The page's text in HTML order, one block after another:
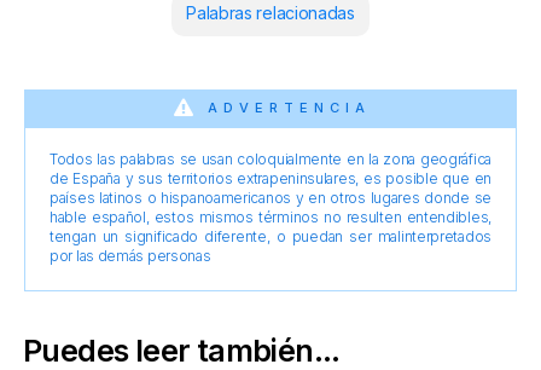
Palabras relacionadas
ADVERTENCIA
Todos las palabras se usan coloquialmente en la zona geográfica
de España y sus territorios extrapeninsulares, es posible que en
países latinos o hispanoamericanos y en otros lugares donde se
hable español, estos mismos términos no resulten entendibles,
tengan un significado diferente, o puedan ser malinterpretados
por las demás personas
Puedes leer también...